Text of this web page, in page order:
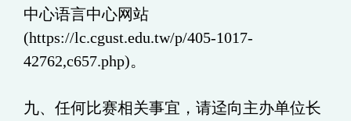
中心语言中心网站
(https://lc.cgust.edu.tw/p/405-1017-
42762,c657.php)。
九、任何比赛相关事宜，请迳向主办单位长